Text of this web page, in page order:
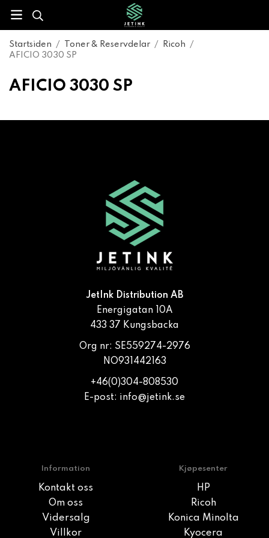
Startsiden / Toner & Reservdelar / Ricoh
/
AFICIO 3030 SP
AFICIO 3030 SP
JetInk Distribution AB
Energigatan 10A
433 37 Kungsbacka
Org nr: SE559274-2976
NO931442163
+46(0)304-808530
E-post: info@jetink.se
Information
Kontakt oss
Om oss
Vidersalg
Villkor
Kjøpesenter
HP
Ricoh
Konica Minolta
Kyocera